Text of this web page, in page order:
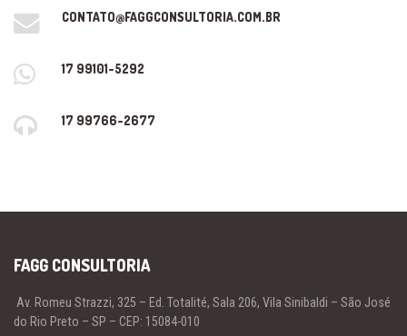
CONTATO@FAGGCONSULTORIA.COM.BR
17 99101-5292
17 99766-2677
FAGG CONSULTORIA
Av. Romeu Strazzi, 325 – Ed. Totalité, Sala 206, Vila Sinibaldi – São José
do Rio Preto – SP – CEP: 15084-010